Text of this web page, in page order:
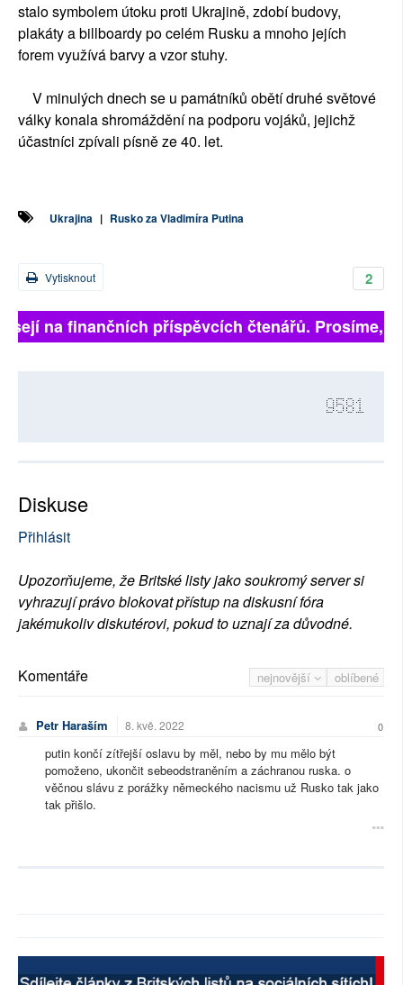
stalo symbolem útoku proti Ukrajině, zdobí budovy,
plakáty a billboardy po celém Rusku a mnoho jejích
forem využívá barvy a vzor stuhy.
V minulých dnech se u památníků obětí druhé světové
války konala shromáždění na podporu vojáků, jejichž
účastníci zpívali písně ze 40. let.
Ukrajina | Rusko za Vladimíra Putina
2
Vytisknout
na finančních příspěvcích čtenářů. Prosíme,
9581
Diskuse
Přihlásit
Upozorňujeme, že Britské listy jako soukromý server si
vyhrazují právo blokovat přístup na diskusní fóra
jakémukoliv diskutérovi, pokud to uznají za důvodné.
nejnovější oblíbené
Komentáře
Petr Haraším 8. kvě. 2022 0
putin končí zítřejší oslavu by měl, nebo by mu mělo být
pomoženo, ukončit sebeodstraněním a záchranou ruska. o
věčnou slávu z porážky německého nacismu už Rusko tak jako
tak přišlo.